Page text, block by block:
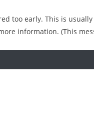
too early. This is
information. (This